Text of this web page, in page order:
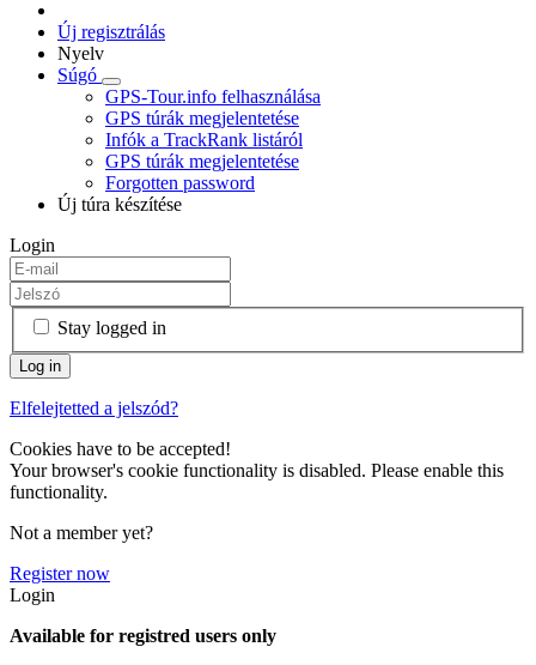
Új regisztrálás
Nyelv
Súgó
GPS-Tour.info felhasználása
GPS túrák megjelentetése
Infók a TrackRank listáról
GPS túrák megjelentetése
Forgotten password
Új túra készítése
Login
Stay logged in
Elfelejtetted a jelszód?
Cookies have to be accepted!
Your browser's cookie functionality is disabled. Please enable this
functionality.
Not a member yet?
Register now
Login
Available for registred users only